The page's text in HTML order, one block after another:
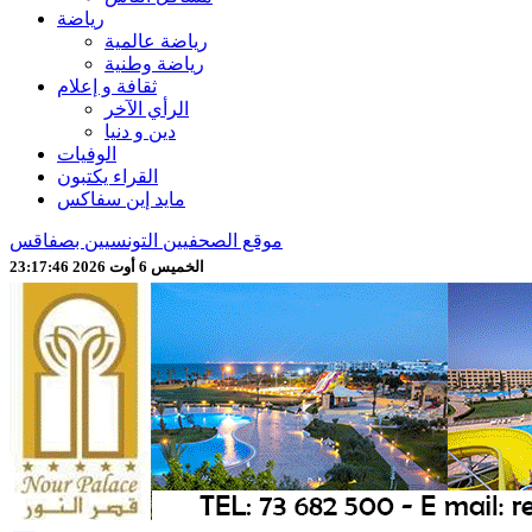
رياضة
رياضة عالمية
رياضة وطنية
ثقافة و إعلام
الرأي الآخر
دين و دنيا
الوفيات
القراء يكتبون
مايد إين سفاكس
موقع الصحفيين التونسيين بصفاقس
الخميس 6 أوت 2026 23:17:48